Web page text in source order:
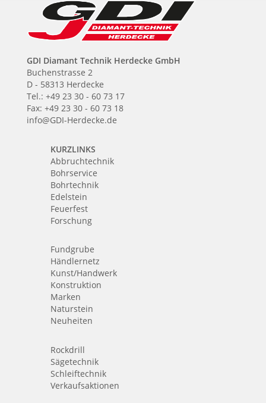
GDI Diamant Technik Herdecke GmbH
Buchenstrasse 2
D - 58313 Herdecke
Tel.: +49 23 30 - 60 73 17
Fax: +49 23 30 - 60 73 18
info@GDI-Herdecke.de
KURZLINKS
Abbruchtechnik
Bohrservice
Bohrtechnik
Edelstein
Feuerfest
Forschung
Fundgrube
Händlernetz
Kunst/Handwerk
Konstruktion
Marken
Naturstein
Neuheiten
Rockdrill
Sägetechnik
Schleiftechnik
Verkaufsaktionen